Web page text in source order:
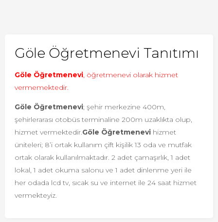
Göle Öğretmenevi Tanıtımı
Göle Öğretmenevi, öğretmenevi olarak hizmet
vermemektedir.
Göle Öğretmenevi; şehir merkezine 400m,
şehirlerarası otobüs terminaline 200m uzaklıkta olup,
hizmet vermektedir.Göle Öğretmenevi hizmet
üniteleri; 8’i ortak kullanım çift kişilik 13 oda ve mutfak
ortak olarak kullanılmaktadır. 2 adet çamaşırlık, 1 adet
lokal, 1 adet okuma salonu ve 1 adet dinlenme yeri ile
her odada lcd tv, sıcak su ve internet ile 24 saat hizmet
vermekteyiz.